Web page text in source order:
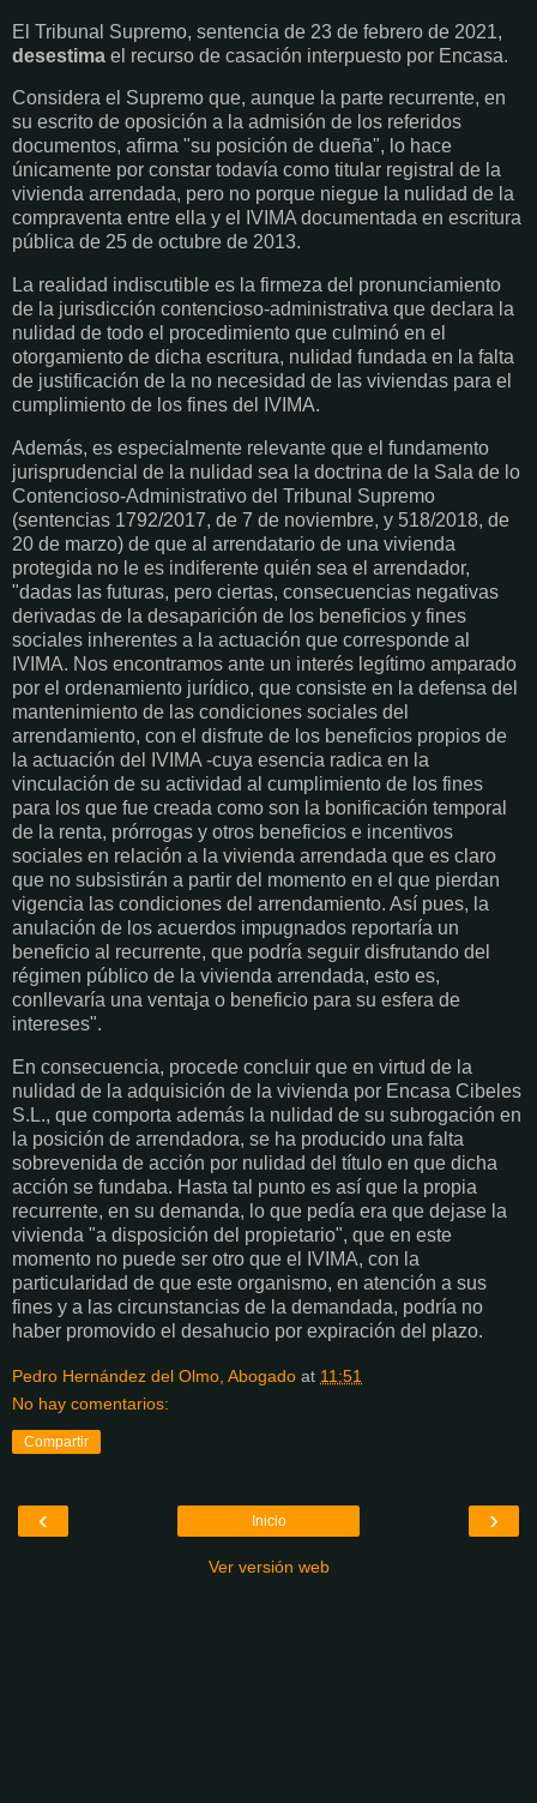
El Tribunal Supremo, sentencia de 23 de febrero de 2021,
desestima el recurso de casación interpuesto por Encasa.
Considera el Supremo que, aunque la parte recurrente, en
su escrito de oposición a la admisión de los referidos
documentos, afirma "su posición de dueña", lo hace
únicamente por constar todavía como titular registral de la
vivienda arrendada, pero no porque niegue la nulidad de la
compraventa entre ella y el IVIMA documentada en escritura
pública de 25 de octubre de 2013.
La realidad indiscutible es la firmeza del pronunciamiento
de la jurisdicción contencioso-administrativa que declara la
nulidad de todo el procedimiento que culminó en el
otorgamiento de dicha escritura, nulidad fundada en la falta
de justificación de la no necesidad de las viviendas para el
cumplimiento de los fines del IVIMA.
Además, es especialmente relevante que el fundamento
jurisprudencial de la nulidad sea la doctrina de la Sala de lo
Contencioso-Administrativo del Tribunal Supremo
(sentencias 1792/2017, de 7 de noviembre, y 518/2018, de
20 de marzo) de que al arrendatario de una vivienda
protegida no le es indiferente quién sea el arrendador,
"dadas las futuras, pero ciertas, consecuencias negativas
derivadas de la desaparición de los beneficios y fines
sociales inherentes a la actuación que corresponde al
IVIMA. Nos encontramos ante un interés legítimo amparado
por el ordenamiento jurídico, que consiste en la defensa del
mantenimiento de las condiciones sociales del
arrendamiento, con el disfrute de los beneficios propios de
la actuación del IVIMA -cuya esencia radica en la
vinculación de su actividad al cumplimiento de los fines
para los que fue creada como son la bonificación temporal
de la renta, prórrogas y otros beneficios e incentivos
sociales en relación a la vivienda arrendada que es claro
que no subsistirán a partir del momento en el que pierdan
vigencia las condiciones del arrendamiento. Así pues, la
anulación de los acuerdos impugnados reportaría un
beneficio al recurrente, que podría seguir disfrutando del
régimen público de la vivienda arrendada, esto es,
conllevaría una ventaja o beneficio para su esfera de
intereses".
En consecuencia, procede concluir que en virtud de la
nulidad de la adquisición de la vivienda por Encasa Cibeles
S.L., que comporta además la nulidad de su subrogación en
la posición de arrendadora, se ha producido una falta
sobrevenida de acción por nulidad del título en que dicha
acción se fundaba. Hasta tal punto es así que la propia
recurrente, en su demanda, lo que pedía era que dejase la
vivienda "a disposición del propietario", que en este
momento no puede ser otro que el IVIMA, con la
particularidad de que este organismo, en atención a sus
fines y a las circunstancias de la demandada, podría no
haber promovido el desahucio por expiración del plazo.
Pedro Hernández del Olmo, Abogado at 11:51
No hay comentarios:
Compartir
‹ ›
Inicio
Ver versión web